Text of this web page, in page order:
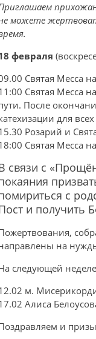
прихожан
можете
февраля
Святая Месса
Святая Месса
После
для
Розарий и
Святая Месса
связи с
с
и получить
на
следующей
м.
Алиса
и